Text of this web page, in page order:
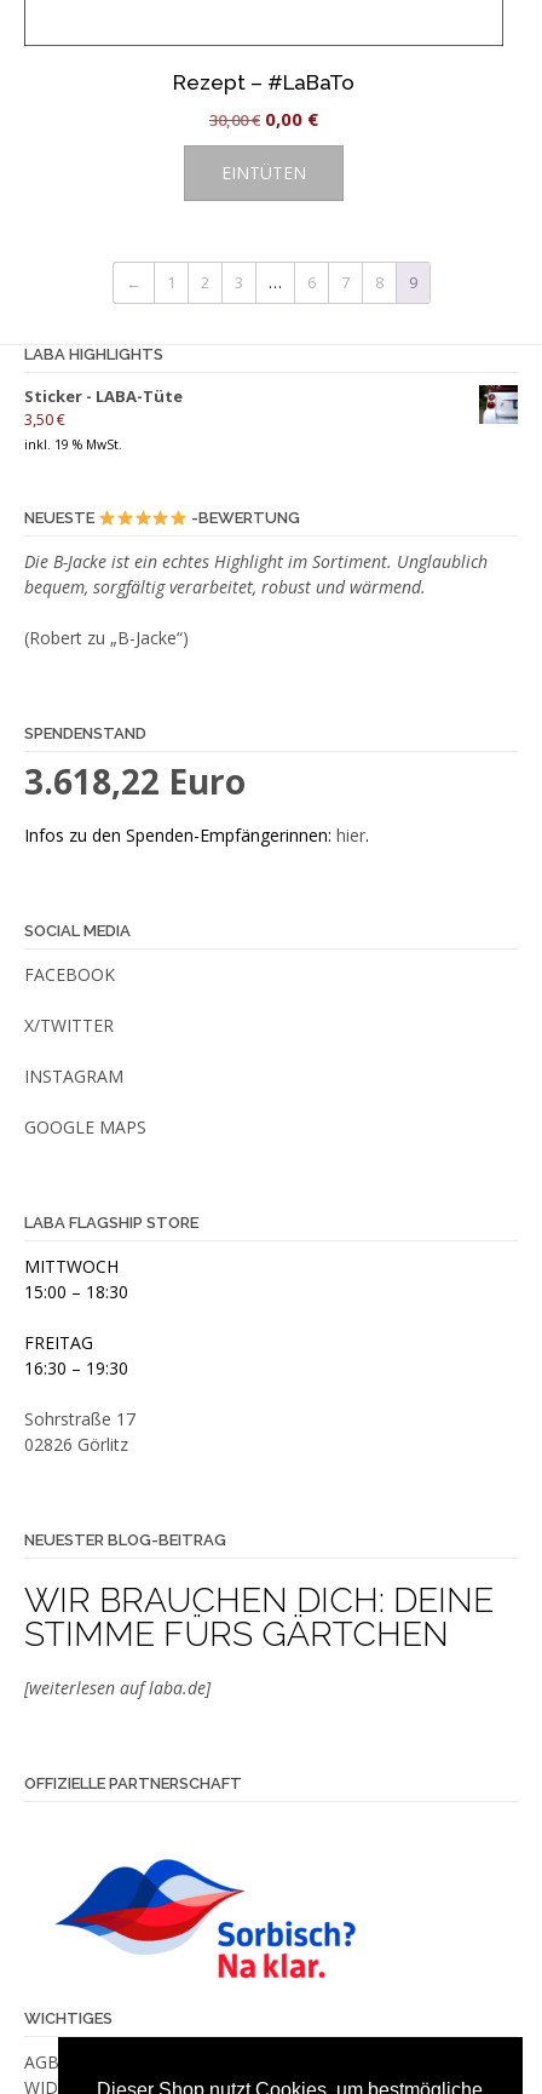
Rezept – #LaBaTo
30,00€ Ursprünglicher
Preis
war:
0,00 €Aktueller
Preis
EINTÜTEN
← 1 2 3 … 6 7 8 9
LABA HIGHLIGHTS
Sticker - LABA-Tüte
3,50€
inkl. 19 % MwSt.
NEUESTE -BEWERTUNG
Die B-Jacke ist ein echtes Highlight im Sortiment. Unglaublich
bequem, sorgfältig verarbeitet, robust und wärmend.
(Robert zu „B-Jacke“)
SPENDENSTAND
3.618,22 Euro
Infos zu den Spenden-Empfängerinnen: hier.
SOCIAL MEDIA
FACEBOOK
X/TWITTER
INSTAGRAM
GOOGLE MAPS
LABA FLAGSHIP STORE
MITTWOCH
15:00 – 18:30
FREITAG
16:30 – 19:30
Sohrstraße 17
02826 Görlitz
NEUESTER BLOG-BEITRAG
WIR BRAUCHEN DICH: DEINE
STIMME FÜRS GÄRTCHEN
[weiterlesen auf laba.de]
OFFIZIELLE PARTNERSCHAFT
WICHTIGES
AGB
WIDERRUF